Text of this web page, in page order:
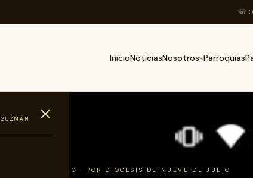
☏
InicioNoticiasNosotros Parroquias
DE 2020 · POR DIÓCESIS DE NUEVE DE JULIO